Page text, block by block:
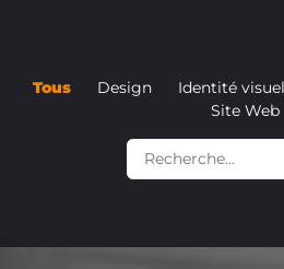
Tous Design Identité
Site Web